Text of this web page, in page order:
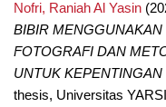
Nofri, Raniah Al Yasin
BIBIR
FOTOGRAFI DAN
UNTUK
thesis, Universitas